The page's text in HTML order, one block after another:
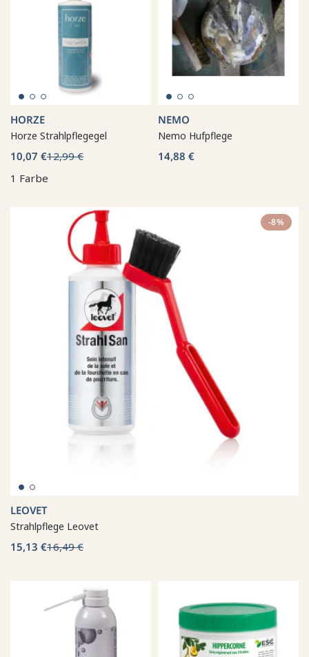
HORZE
Horze Strahlpflegegel
10,07 €12,99 €
1 Farbe
NEMO
Nemo Hufpflege
14,88 €
-8%
LEOVET
Strahlpflege Leovet
15,13 €16,49 €